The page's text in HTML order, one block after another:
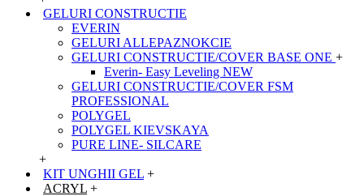
GELURI CONSTRUCTIE
EVERIN
GELURI ALLEPAZNOKCIE
GELURI CONSTRUCTIE/COVER BASE ONE +
Everin- Easy Leveling NEW
GELURI CONSTRUCTIE/COVER FSM
PROFESSIONAL
POLYGEL
POLYGEL KIEVSKAYA
PURE LINE- SILCARE
+
KIT UNGHII GEL +
ACRYL +